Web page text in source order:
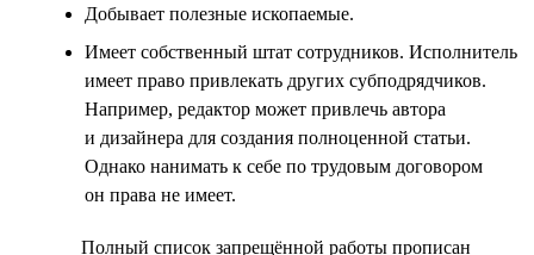
Добывает полезные ископаемые.
Имеет собственный штат сотрудников. Исполнитель
имеет право привлекать других субподрядчиков.
Например, редактор может привлечь автора
и дизайнера для создания полноценной статьи.
Однако нанимать к себе по трудовым договором
он права не имеет.
Полный список запрещённой работы прописан